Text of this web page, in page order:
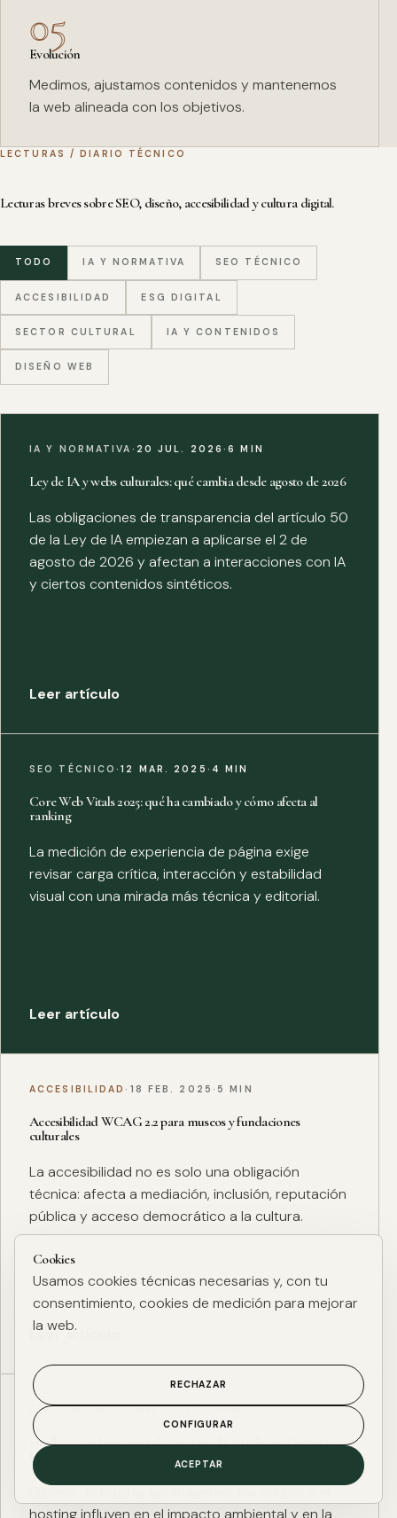
05
Evolución
Medimos, ajustamos contenidos y mantenemos
la web alineada con los objetivos.
LECTURAS / DIARIO TÉCNICO
Lecturas breves sobre SEO, diseño, accesibilidad y cultura digital.
TODO IA Y NORMATIVA SEO TÉCNICO
ACCESIBILIDAD ESG DIGITAL
SECTOR CULTURAL IA Y CONTENIDOS
DISEÑO WEB
IA Y NORMATIVA · 20 JUL. 2026·6 MIN
Ley de IA y webs culturales: qué cambia desde agosto de 2026
Las obligaciones de transparencia del artículo 50
de la Ley de IA empiezan a aplicarse el 2 de
agosto de 2026 y afectan a interacciones con IA
y ciertos contenidos sintéticos.
Leer artículo
SEO TÉCNICO·12 MAR. 2025 · 4 MIN
Core Web Vitals 2025: qué ha cambiado y cómo afecta al
ranking
La medición de experiencia de página exige
revisar carga crítica, interacción y estabilidad
visual con una mirada más técnica y editorial.
Leer artículo
ACCESIBILIDAD · 18 FEB. 2025 · 5 MIN
Accesibilidad WCAG 2.2 para museos y fundaciones
culturales
La accesibilidad no es solo una obligación
técnica: afecta a mediación, inclusión, reputación
pública y acceso democrático a la cultura.
Leer artículo
ESG DIGITAL·27 ENE. 2025·4 MIN
Huella de carbono digital: cómo medir y reducir el impacto
ESG de una web
El peso de página, las imágenes, los scripts y el
hosting influyen en el impacto ambiental y en la
Cookies
Usamos cookies técnicas necesarias y, con tu
consentimiento, cookies de medición para mejorar
la web.
RECHAZAR
CONFIGURAR
ACEPTAR